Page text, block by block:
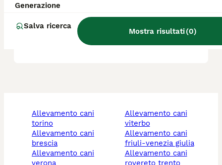
Generazione
Salva ricerca
Mostra risultati(0)
Qual è il carattere del Presa
Canario?
allevamento cani
torino
allevamento cani
brescia
allevamento cani
verona
allevamento cani
viterbo
allevamento cani
friuli-venezia giulia
allevamento cani
rovereto trento